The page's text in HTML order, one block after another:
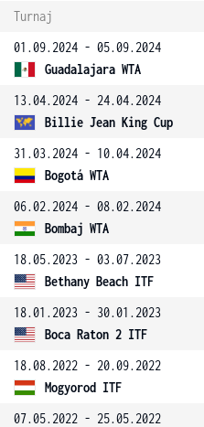
Turnaj
01.09.2024 - 05.09.2024
Guadalajara WTA
13.04.2024 - 24.04.2024
Billie Jean King Cup
31.03.2024 - 10.04.2024
Bogotá WTA
06.02.2024 - 08.02.2024
Bombaj WTA
18.05.2023 - 03.07.2023
Bethany Beach ITF
18.01.2023 - 30.01.2023
Boca Raton 2 ITF
18.08.2022 - 20.09.2022
Mogyorod ITF
07.05.2022 - 25.05.2022